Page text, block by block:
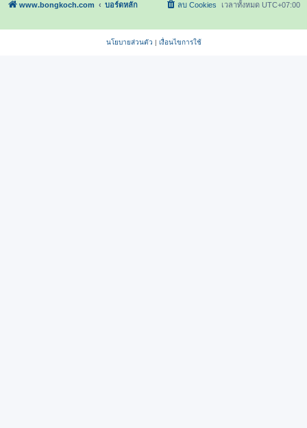
www.bongkoch.com บอร์ดหลัก เวลาทั้งหมด UTC+07:00
ลบ Cookies
นโยบายส่วนตัว | เงื่อนไขการใช้